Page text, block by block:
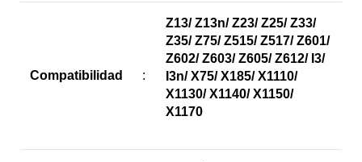
Compatibilidad :
Z13/ Z13n/ Z23/ Z25/ Z33/
Z35/ Z75/ Z515/ Z517/ Z601/
Z602/ Z603/ Z605/ Z612/ I3/
I3n/ X75/ X185/ X1110/
X1130/ X1140/ X1150/
X1170